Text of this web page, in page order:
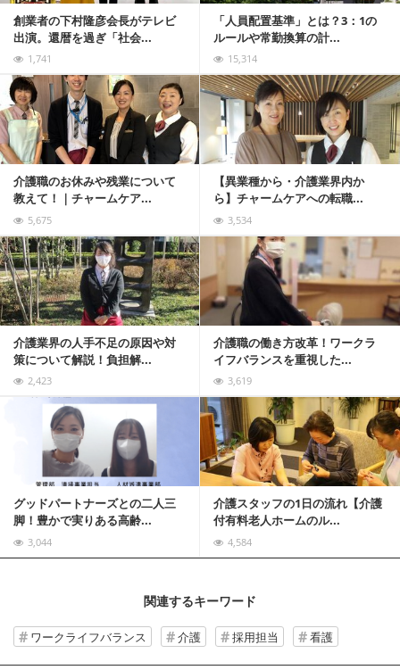
創業者の下村隆彦会長がテレビ
出演。還暦を過ぎ「社会...
1,741
「人員配置基準」とは？3：1の
ルールや常勤換算の計...
15,314
介護職のお休みや残業について
教えて！｜チャームケア...
5,675
【異業種から・介護業界内か
ら】チャームケアへの転職...
3,534
記事を読む
介護業界の人手不足の原因や対
策について解説！負担解...
2,423
介護職の働き方改革！ワークラ
イフバランスを重視した...
3,619
記事を読む
グッドパートナーズとの二人三
脚！豊かで実りある高齢...
3,044
介護スタッフの1日の流れ【介護
付有料老人ホームのル...
4,584
記事を読む
関連するキーワード
ワークライフバランス 介護 採用担当 看護